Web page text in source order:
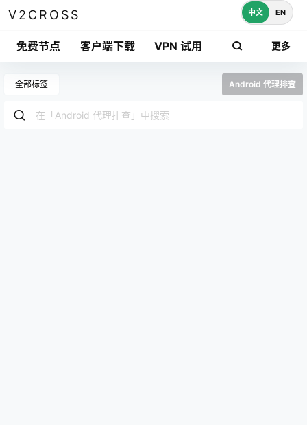
V2CROSS
免费节点 客户端下载 VPN 试用 更多
中文 EN
全部标签 Android 代理排查